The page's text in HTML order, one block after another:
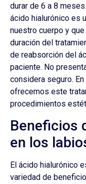
durar de 6 a 8
ácido hialurónico es
nuestro cuerpo y
duración del
de reabsorción del
paciente. No
considera seguro.
ofrecemos este
procedimientos
Beneficios
en los
El ácido hialurónico
variedad de